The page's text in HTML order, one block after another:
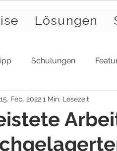
Lösungen
Schulungen
15. Feb. 20221 Min. Lesezeit